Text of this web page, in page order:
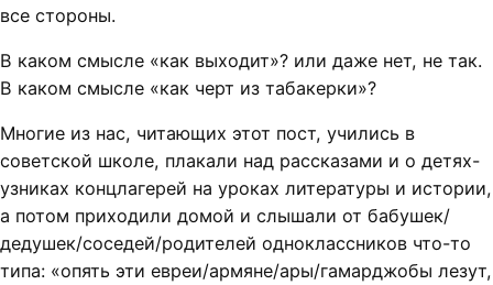
все стороны.
В каком смысле «как выходит»? или даже нет, не так.
В каком смысле «как черт из табакерки»?
Многие из нас, читающих этот пост, учились в
советской школе, плакали над рассказами и о детях-
узниках концлагерей на уроках литературы и истории,
а потом приходили домой и слышали от бабушек/
дедушек/соседей/родителей одноклассников что-то
типа: «опять эти евреи/армяне/ары/гамарджобы лезут,